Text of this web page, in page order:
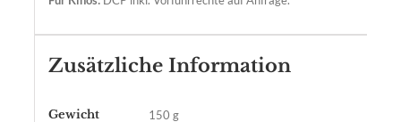
Zusätzliche Information
Gewicht 150 g